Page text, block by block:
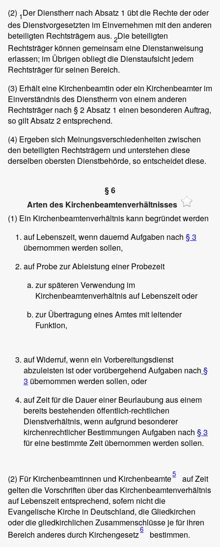
(2) 1Der Dienstherr nach Absatz 1 übt die Rechte der oder
des Dienstvorgesetzten im Einvernehmen mit den anderen
beteiligten Rechtsträgern aus. 2Die beteiligten
Rechtsträger können gemeinsam eine Dienstanweisung
erlassen; im Übrigen obliegt die Dienstaufsicht jedem
Rechtsträger für seinen Bereich.
(3) Erhält eine Kirchenbeamtin oder ein Kirchenbeamter im
Einverständnis des Dienstherrn von einem anderen
Rechtsträger nach § 2 Absatz 1 einen besonderen Auftrag,
so gilt Absatz 2 entsprechend.
(4) Ergeben sich Meinungsverschiedenheiten zwischen
den beteiligten Rechtsträgern und unterstehen diese
derselben obersten Dienstbehörde, so entscheidet diese.
§ 6
Arten des Kirchenbeamtenverhältnisses
(1) Ein Kirchenbeamtenverhältnis kann begründet werden
auf Lebenszeit, wenn dauernd Aufgaben nach § 3
übernommen werden sollen,
auf Probe zur Ableistung einer Probezeit
zur späteren Verwendung im
Kirchenbeamtenverhältnis auf Lebenszeit oder
zur Übertragung eines Amtes mit leitender
Funktion,
auf Widerruf, wenn ein Vorbereitungsdienst
abzuleisten ist oder vorübergehend Aufgaben nach §
3 übernommen werden sollen, oder
auf Zeit für die Dauer einer Beurlaubung aus einem
bereits bestehenden öffentlich-rechtlichen
Dienstverhältnis, wenn aufgrund besonderer
kirchenrechtlicher Bestimmungen Aufgaben nach § 3
für eine bestimmte Zeit übernommen werden sollen.
(2) Für Kirchenbeamtinnen und Kirchenbeamte5
auf Zeit
gelten die Vorschriften über das Kirchenbeamtenverhältnis
auf Lebenszeit entsprechend, sofern nicht die
Evangelische Kirche in Deutschland, die Gliedkirchen
oder die gliedkirchlichen Zusammenschlüsse je für ihren
Bereich anderes durch Kirchengesetz6
bestimmen.